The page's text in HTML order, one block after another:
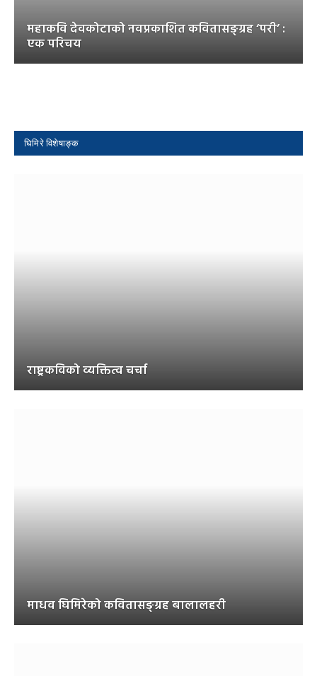
महाकवि देवकोटाको नवप्रकाशित कवितासङ्ग्रह ‘परी’ :
एक परिचय
घिमिरे विशेषाङ्क
राष्ट्रकविको व्यक्तित्व चर्चा
माधव घिमिरेको कवितासङ्ग्रह बालालहरी